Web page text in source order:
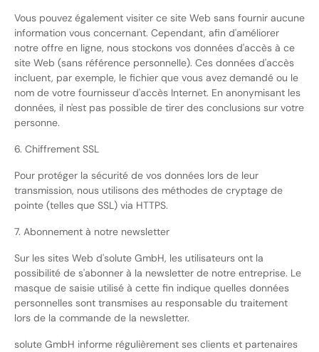
Vous pouvez également visiter ce site Web sans fournir aucune
information vous concernant. Cependant, afin d'améliorer
notre offre en ligne, nous stockons vos données d'accès à ce
site Web (sans référence personnelle). Ces données d'accès
incluent, par exemple, le fichier que vous avez demandé ou le
nom de votre fournisseur d'accès Internet. En anonymisant les
données, il n'est pas possible de tirer des conclusions sur votre
personne.
6. Chiffrement SSL
Pour protéger la sécurité de vos données lors de leur
transmission, nous utilisons des méthodes de cryptage de
pointe (telles que SSL) via HTTPS.
7. Abonnement à notre newsletter
Sur les sites Web d'solute GmbH, les utilisateurs ont la
possibilité de s'abonner à la newsletter de notre entreprise. Le
masque de saisie utilisé à cette fin indique quelles données
personnelles sont transmises au responsable du traitement
lors de la commande de la newsletter.
solute GmbH informe régulièrement ses clients et partenaires